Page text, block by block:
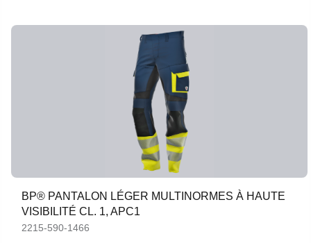
BP® PANTALON LÉGER MULTINORMES À HAUTE
VISIBILITÉ CL. 1, APC1
2215-590-1466